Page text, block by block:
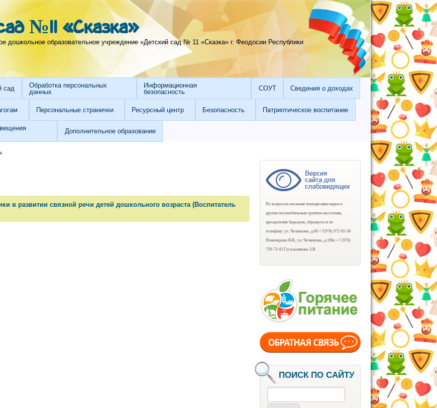
№11 «Сказка»
дошкольное образовательное учреждение «Детский сад № 11 «Сказка» г. Феодосии Республики
сад
Обработка персональных
данных
Информационная
безопасность
СОУТ Сведения о доходах
Персональные странички Ресурсный центр Безопасность Патриотическое воспитание
Дополнительное образование
в развитии связной речи детей дошкольного возраста (Воспитатель
По вопросам оказания помощи инвалидам и
другим маломобильным группам населения,
преодоления барьеров, обращаться по
телефону: ул. Челнокова, д.60 +7(978) 972-65-30
Пономарева В.В., ул. Челнокова, д.108а +7 (978)
759-73-45 Гусельникова З.В.
ПОИСК ПО САЙТУ